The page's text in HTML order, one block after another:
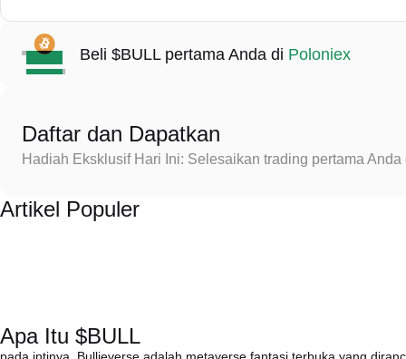
Beli $BULL pertama Anda di Poloniex
Daftar dan Dapatkan
Hadiah Eksklusif Hari Ini: Selesaikan trading pertama
Artikel Populer
Apa Itu $BULL